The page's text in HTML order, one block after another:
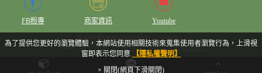
為了提供您更好的瀏覽體驗，本網站使用相關技術來蒐集使用者瀏覽行為，上滑視
窗即表示您同意
【隱私權聲明】
× 關閉(網頁下滑關閉)
FB粉專 商家資訊 Youtube
春耕國際有限公司 | 統編：24605964
本站使用「允騰SEO-Shop行銷網站系統」